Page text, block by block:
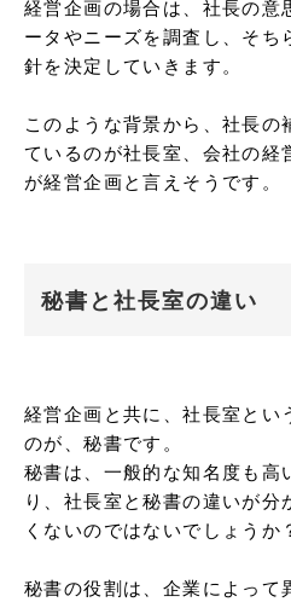
経営企画の場合は、社長の意
ータやニーズを調査し、そち
針を決定していきます。
このような背景から、社長の
ているのが社長室、会社の経
が経営企画と言えそうです。
秘書と社長室の違い
経営企画と共に、社長室とい
のが、秘書です。
秘書は、一般的な知名度も高
り、社長室と秘書の違いが分
くないのではないでしょうか
秘書の役割は、企業によって